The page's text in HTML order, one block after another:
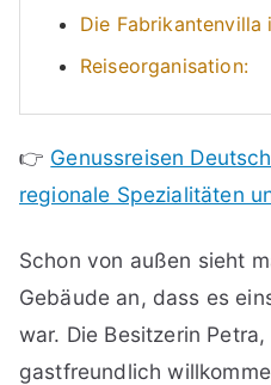
Die Fabrikantenvilla
Reiseorganisation:
👉 Genussreisen
regionale Spezialitäten
Schon von außen sieht
Gebäude an, dass es
war. Die Besitzerin
gastfreundlich